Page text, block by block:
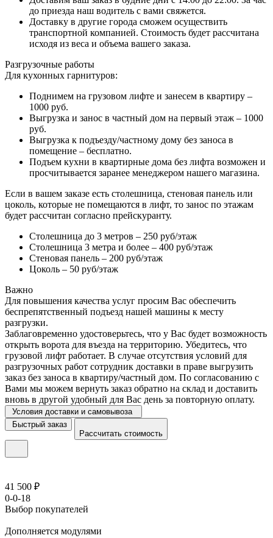
до приезда наш водитель с вами свяжется.
Доставку в другие города сможем осуществить
транспортной компанией. Стоимость будет рассчитана
исходя из веса и объема вашего заказа.
Разгрузочные работы
Для кухонных гарнитуров:
Поднимем на грузовом лифте и занесем в квартиру –
1000 руб.
Выгрузка и занос в частный дом на первый этаж – 1000
руб.
Выгрузка к подъезду/частному дому без заноса в
помещение – бесплатно.
Подъем кухни в квартирные дома без лифта возможен и
просчитывается заранее менеджером нашего магазина.
Если в вашем заказе есть столешница, стеновая панель или
цоколь, которые не помещаются в лифт, то занос по этажам
будет рассчитан согласно прейскуранту.
Столешница до 3 метров – 250 руб/этаж
Столешница 3 метра и более – 400 руб/этаж
Стеновая панель – 200 руб/этаж
Цоколь – 50 руб/этаж
Важно
Для повышения качества услуг просим Вас обеспечить
беспрепятственный подъезд нашей машины к месту
разгрузки.
Заблаговременно удостоверьтесь, что у Вас будет возможность
открыть ворота для въезда на территорию. Убедитесь, что
грузовой лифт работает. В случае отсутствия условий для
разгрузочных работ сотрудник доставки в праве выгрузить
заказ без заноса в квартиру/частный дом. По согласованию с
Вами мы можем вернуть заказ обратно на склад и доставить
вновь в другой удобный для Вас день за повторную оплату.
Условия доставки и самовывоза
Быстрый заказ
Рассчитать стоимость
41 500 ₽
0-0-18
Выбор покупателей
Дополняется модулями